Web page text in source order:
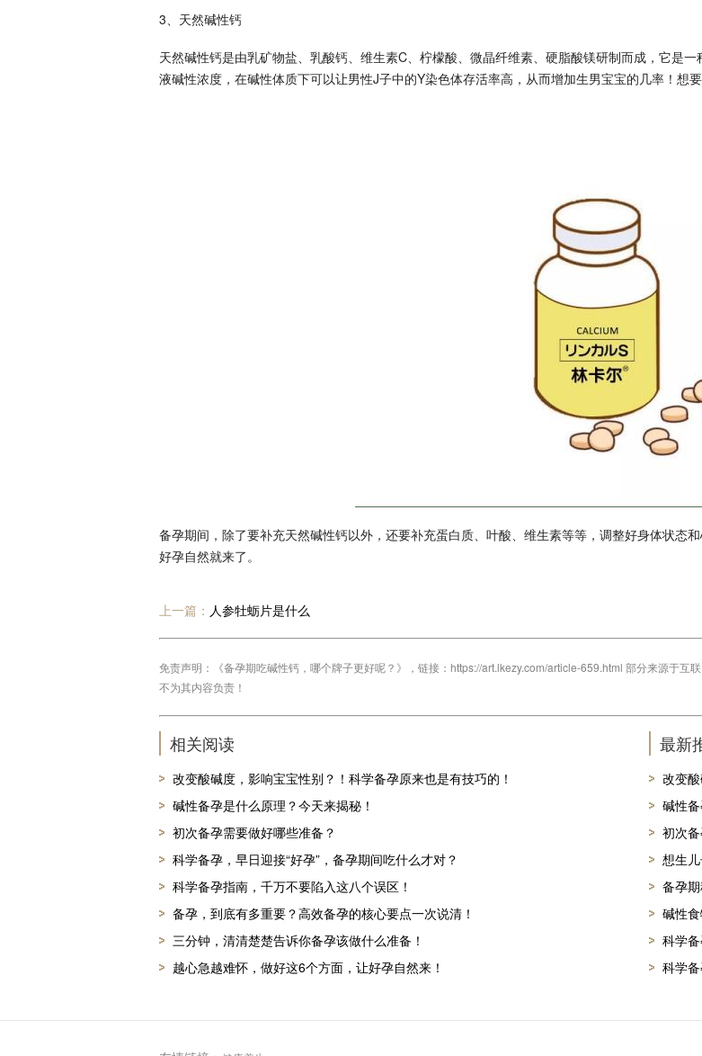
3、天然碱性钙
天然碱性钙是由乳矿物盐、乳酸钙、维生素C、柠檬酸、微晶纤维素、硬脂酸镁研制而成，它是
液碱性浓度，在碱性体质下可以让男性J子中的Y染色体存活率高，从而增加生男宝宝的几率！想
备孕期间，除了要补充天然碱性钙以外，还要补充蛋白质、叶酸、维生素等等，调整好身体状态
好孕自然就来了。
上一篇： 人参牡蛎片是什么
免责声明：《备孕期吃碱性钙，哪个牌子更好呢？》，链接：https://art.lkezy.com/article-659.html 部分来源于互
不为其内容负责！
相关阅读
改变酸碱度，影响宝宝性别？！科学备孕原来也是有技巧的！
碱性备孕是什么原理？今天来揭秘！
初次备孕需要做好哪些准备？
科学备孕，早日迎接“好孕”，备孕期间吃什么才对？
科学备孕指南，千万不要陷入这八个误区！
备孕，到底有多重要？高效备孕的核心要点一次说清！
三分钟，清清楚楚告诉你备孕该做什么准备！
越心急越难怀，做好这6个方面，让好孕自然来！
最新
改变
碱性
初次
想生
备孕
碱性
科学
科学